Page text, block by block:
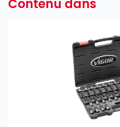
Contenu dans